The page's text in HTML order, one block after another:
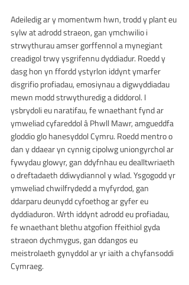
Adeiledig ar y momentwm hwn, trodd y plant eu
sylw at adrodd straeon, gan ymchwilio i
strwythurau amser gorffennol a mynegiant
creadigol trwy ysgrifennu dyddiadur. Roedd y
dasg hon yn ffordd ystyrlon iddynt ymarfer
disgrifio profiadau, emosiynau a digwyddiadau
mewn modd strwythuredig a diddorol. I
ysbrydoli eu naratifau, fe wnaethant fynd ar
ymweliad cyfareddol â Phwll Mawr, amgueddfa
gloddio glo hanesyddol Cymru. Roedd mentro o
dan y ddaear yn cynnig cipolwg uniongyrchol ar
fywydau glowyr, gan ddyfnhau eu dealltwriaeth
o dreftadaeth ddiwydiannol y wlad. Ysgogodd yr
ymweliad chwilfrydedd a myfyrdod, gan
ddarparu deunydd cyfoethog ar gyfer eu
dyddiaduron. Wrth iddynt adrodd eu profiadau,
fe wnaethant blethu atgofion ffeithiol gyda
straeon dychmygus, gan ddangos eu
meistrolaeth gynyddol ar yr iaith a chyfansoddi
Cymraeg.